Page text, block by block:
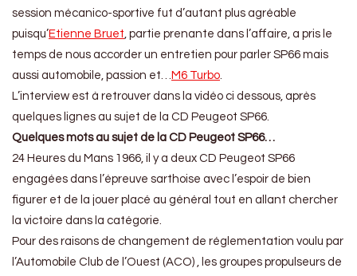
session mécanico-sportive fut d’autant plus agréable
puisqu’Etienne Bruet, partie prenante dans l’affaire, a pris le
temps de nous accorder un entretien pour parler SP66 mais
aussi automobile, passion et… M6 Turbo.
L’interview est à retrouver dans la vidéo ci dessous, après
quelques lignes au sujet de la CD Peugeot SP66.
Quelques mots au sujet de la CD Peugeot SP66…
24 Heures du Mans 1966, il y a deux CD Peugeot SP66
engagées dans l’épreuve sarthoise avec l’espoir de bien
figurer et de la jouer placé au général tout en allant chercher
la victoire dans la catégorie.
Pour des raisons de changement de réglementation voulu par
l’Automobile Club de l’Ouest (ACO) , les groupes propulseurs de